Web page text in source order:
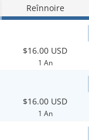
Reînnoire
$16.00 USD
1 An
$16.00 USD
1 An